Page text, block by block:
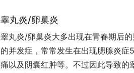
睾丸炎/卵巢炎
睾丸炎/卵巢炎大多出现在青春期后
的并发症，常常发生在出现腮腺炎
痛以及阴囊红肿等。不过因此导致的